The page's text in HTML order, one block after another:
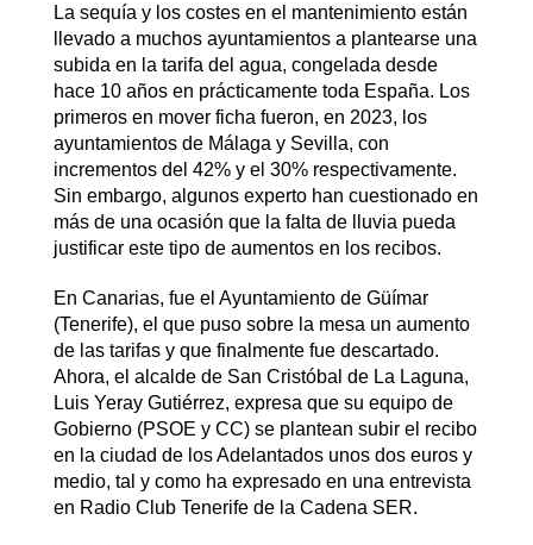
La sequía y los costes en el mantenimiento están
llevado a muchos ayuntamientos a plantearse una
subida en la tarifa del agua, congelada desde
hace 10 años en prácticamente toda España. Los
primeros en mover ficha fueron, en 2023, los
ayuntamientos de Málaga y Sevilla, con
incrementos del 42% y el 30% respectivamente.
Sin embargo, algunos experto han cuestionado en
más de una ocasión que la falta de lluvia pueda
justificar este tipo de aumentos en los recibos.
En Canarias, fue el Ayuntamiento de Güímar
(Tenerife), el que puso sobre la mesa un aumento
de las tarifas y que finalmente fue descartado.
Ahora, el alcalde de San Cristóbal de La Laguna,
Luis Yeray Gutiérrez, expresa que su equipo de
Gobierno (PSOE y CC) se plantean subir el recibo
en la ciudad de los Adelantados unos dos euros y
medio, tal y como ha expresado en una entrevista
en Radio Club Tenerife de la Cadena SER.